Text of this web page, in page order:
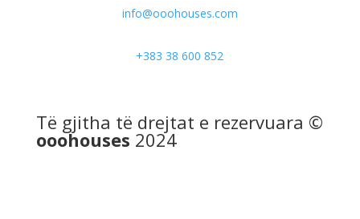
info@ooohouses.com
+383 38 600 852
Të gjitha të drejtat e rezervuara ©
ooohouses 2024